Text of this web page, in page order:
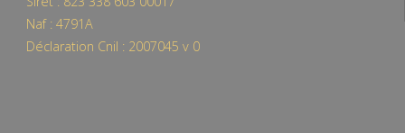
Naf : 4791A
Déclaration Cnil : 2007045 v 0